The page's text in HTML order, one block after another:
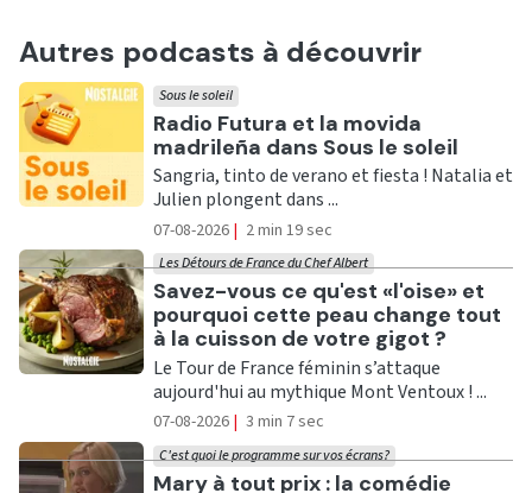
Autres podcasts à découvrir
Ecouter
Radio Futura et la movida
madrileña dans Sous le soleil
Sous le soleil
Sangria, tinto de verano et fiesta ! Natalia et
Julien plongent dans ...
07-08-2026 | 2 min 19 sec
Ecouter
Savez-vous ce qu'est «l'oise» et
pourquoi cette peau change tout
à la cuisson de votre gigot ?
Les Détours de France du Chef Albert
Le Tour de France féminin s’attaque
aujourd'hui au mythique Mont Ventoux ! ...
07-08-2026 | 3 min 7 sec
Ecouter
Mary à tout prix : la comédie
C'est quoi le programme sur vos écrans?